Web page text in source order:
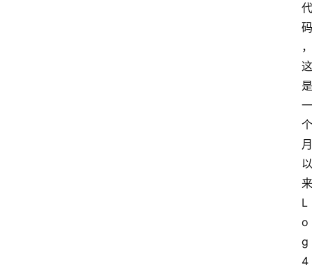
代
码
，
这
是
一
个
月
以
来
L
o
g
4